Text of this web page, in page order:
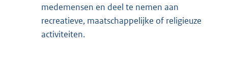
medemensen en deel te nemen aan
recreatieve, maatschappelijke of religieuze
activiteiten.